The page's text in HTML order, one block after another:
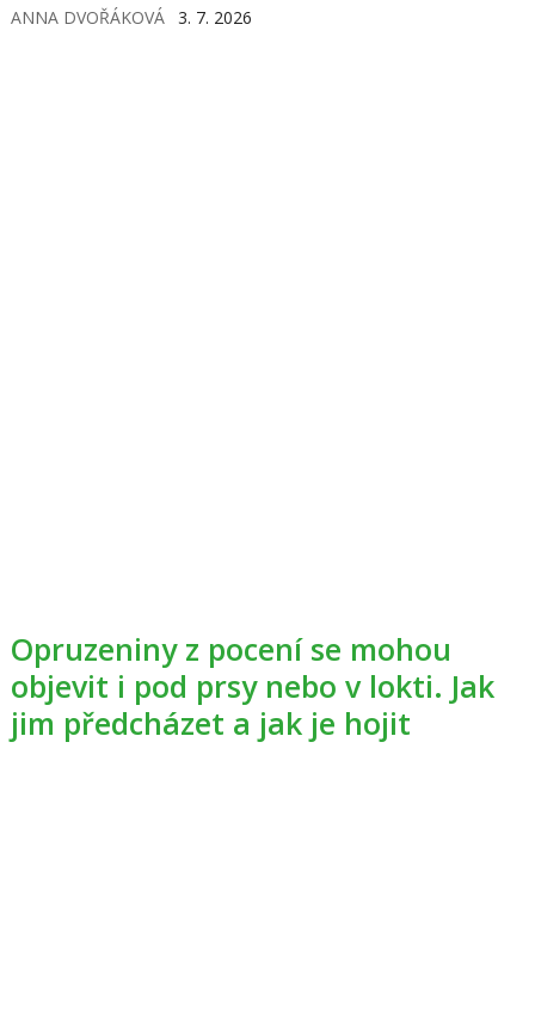
Kristína Balko z Laserového centra Anděl.
ANNA DVOŘÁKOVÁ 3. 7. 2026
Opruzeniny z pocení se mohou
objevit i pod prsy nebo v lokti. Jak
jim předcházet a jak je hojit